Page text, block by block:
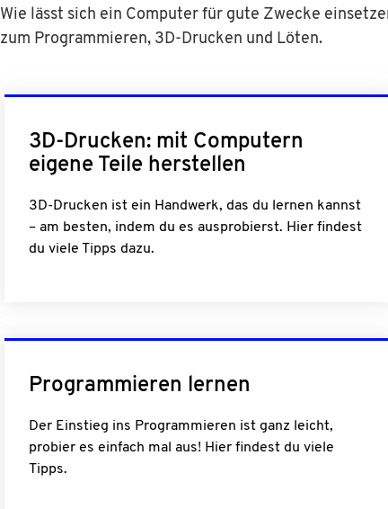
Wie lässt sich ein Computer für gute Zwecke
zum Programmieren, 3D-Drucken und Löten.
3D-Drucken: mit Computern
eigene Teile herstellen
3D-Drucken ist ein Handwerk, das du lernen kannst
– am besten, indem du es ausprobierst. Hier findest
du viele Tipps dazu.
Programmieren lernen
Der Einstieg ins Programmieren ist ganz leicht,
probier es einfach mal aus! Hier findest du viele
Tipps.